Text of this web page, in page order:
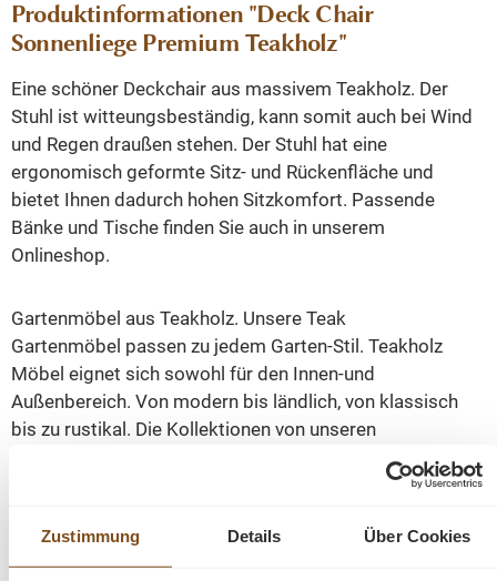
Zustimmung Details Über Cookies
Produktinformationen "Deck Chair
Sonnenliege Premium Teakholz"
Eine schöner Deckchair aus massivem Teakholz. Der
Stuhl ist witteungsbeständig, kann somit auch bei Wind
und Regen draußen stehen. Der Stuhl hat eine
ergonomisch geformte Sitz- und Rückenfläche und
bietet Ihnen dadurch hohen Sitzkomfort. Passende
Bänke und Tische finden Sie auch in unserem
Onlineshop.
Gartenmöbel aus Teakholz. Unsere Teak
Gartenmöbel passen zu jedem Garten-Stil. Teakholz
Möbel eignet sich sowohl für den Innen-und
Außenbereich. Von modern bis ländlich, von klassisch
bis zu rustikal. Die Kollektionen von unseren
Gartenmöbeln sind sehr umfangreich. Tische und Bänke
sind in vielen Maßen erhältlich. Teakholz ist ein dichtes
von Natur aus wasserabweisend und sehr robust.